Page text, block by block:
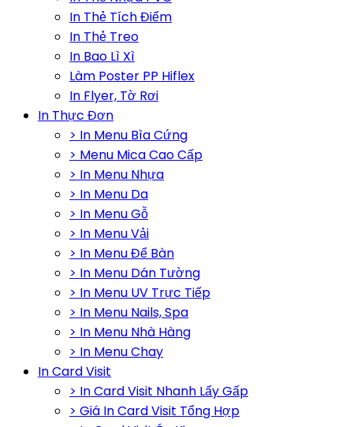
In Thẻ Tích Điểm
In Thẻ Treo
In Bao Lì Xì
Làm Poster PP Hiflex
In Flyer, Tờ Rơi
In Thực Đơn
> In Menu Bìa Cứng
> Menu Mica Cao Cấp
> In Menu Nhựa
> In Menu Da
> In Menu Gỗ
> In Menu Vải
> In Menu Để Bàn
> In Menu Dán Tường
> In Menu UV Trực Tiếp
> In Menu Nails, Spa
> In Menu Nhà Hàng
> In Menu Chay
In Card Visit
> In Card Visit Nhanh Lấy Gấp
> Giá In Card Visit Tổng Hợp